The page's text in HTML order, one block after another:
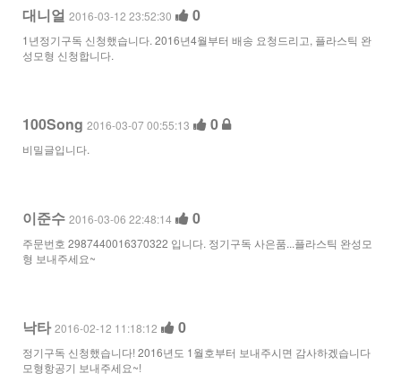
대니얼 2016-03-12 23:52:30 0
1년정기구독 신청했습니다. 2016년4월부터 배송 요청드리고, 플라스틱 완
성모형 신청합니다.
100Song 2016-03-07 00:55:13 0
비밀글입니다.
이준수 2016-03-06 22:48:14 0
주문번호 2987440016370322 입니다. 정기구독 사은품...플라스틱 완성모
형 보내주세요~
낙타2016-02-12 11:18:12 0
정기구독 신청했습니다! 2016년도 1월호부터 보내주시면 감사하겠습니다
모형항공기 보내주세요~!